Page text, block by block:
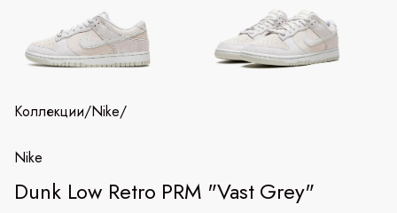
Коллекции/Nike/
Nike
Dunk Low Retro PRM "Vast Grey"